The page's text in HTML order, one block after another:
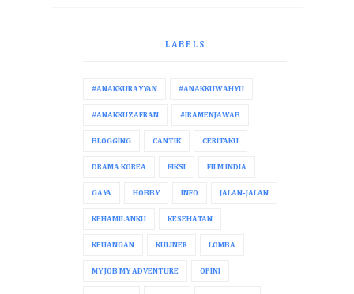
LABELS
#ANAKKURAYYAN #ANAKKUWAHYU
#ANAKKUZAFRAN #IRAMENJAWAB
BLOGGING CANTIK CERITAKU
DRAMA KOREA FIKSI FILM INDIA
GAYA HOBBY INFO JALAN-JALAN
KEHAMILANKU KESEHATAN
KEUANGAN KULINER LOMBA
MY JOB MY ADVENTURE OPINI